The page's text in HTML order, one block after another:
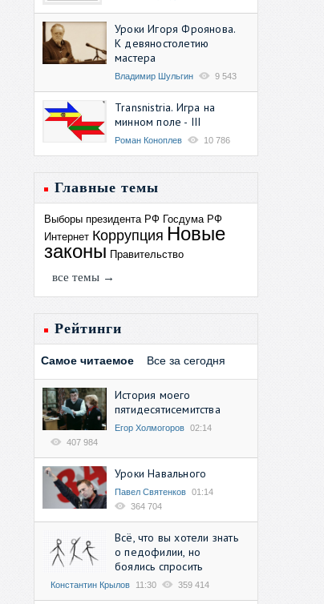
Уроки Игоря Фроянова.
К девяностолетию
мастера
Владимир Шульгин 9 543
Transnistria. Игра на
минном поле - III
Роман Коноплев 10 786
Главные темы
Выборы президента РФ Госдума РФ
Интернет Коррупция Новые
законы Правительство
все темы →
Рейтинги
Самое читаемое Все за сегодня
История моего
пятидесятисемитства
Егор Холмогоров 02:14
407 984
Уроки Навального
Павел Святенков 01:14
364 704
Всё, что вы хотели знать
о педофилии, но
боялись спросить
Константин Крылов 11:30 359 414